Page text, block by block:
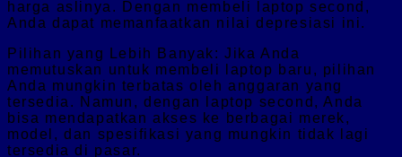
harga aslinya. Dengan membeli laptop second,
Anda dapat memanfaatkan nilai depresiasi ini.
Pilihan yang Lebih Banyak: Jika Anda
memutuskan untuk membeli laptop baru, pilihan
Anda mungkin terbatas oleh anggaran yang
tersedia. Namun, dengan laptop second, Anda
bisa mendapatkan akses ke berbagai merek,
model, dan spesifikasi yang mungkin tidak lagi
tersedia di pasar.